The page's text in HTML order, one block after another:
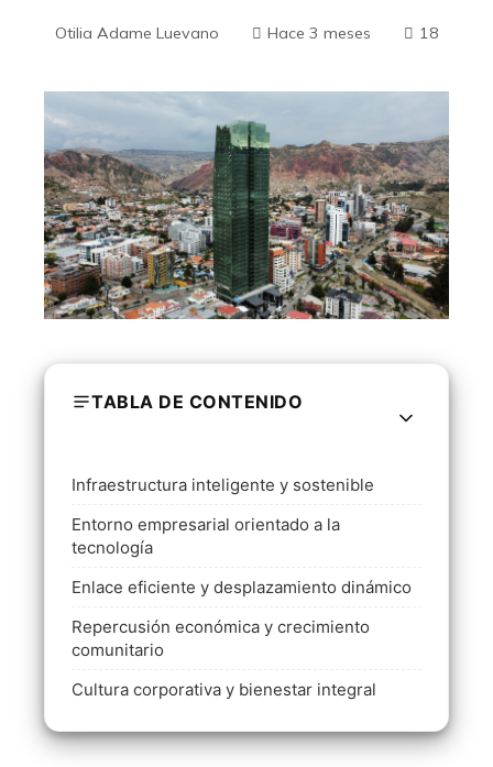
Otilia Adame Luevano Hace 3 meses 18
TABLA DE CONTENIDO
Infraestructura inteligente y sostenible
Entorno empresarial orientado a la
tecnología
Enlace eficiente y desplazamiento dinámico
Repercusión económica y crecimiento
comunitario
Cultura corporativa y bienestar integral